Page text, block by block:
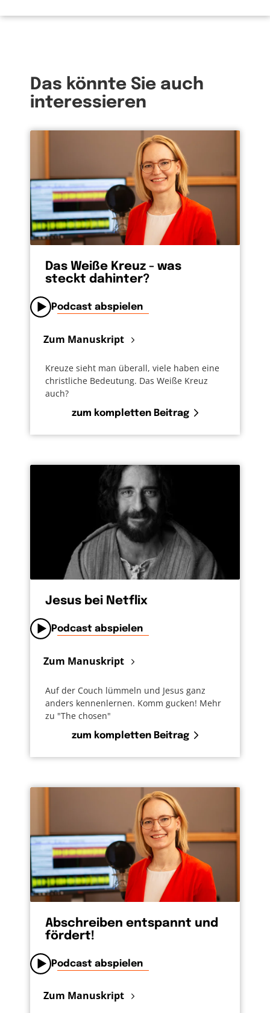
Das könnte Sie auch
interessieren
Das Weiße Kreuz - was
steckt dahinter?
Podcast abspielen
Zum Manuskript
Kreuze sieht man überall, viele haben eine
christliche Bedeutung. Das Weiße Kreuz
auch?
zum kompletten Beitrag
Jesus bei Netflix
Podcast abspielen
Zum Manuskript
Auf der Couch lümmeln und Jesus ganz
anders kennenlernen. Komm gucken! Mehr
zu "The chosen"
zum kompletten Beitrag
Abschreiben entspannt und
fördert!
Podcast abspielen
Zum Manuskript